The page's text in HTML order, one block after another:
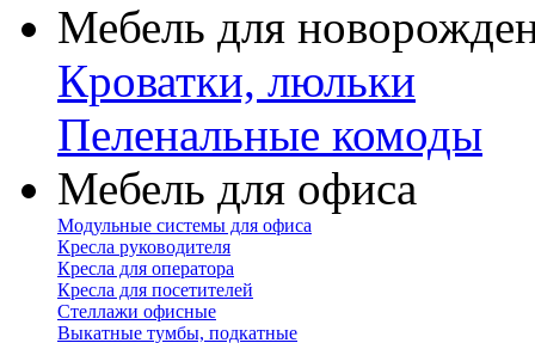
Мебель для
Кроватки, люльки
Пеленальные комоды
Мебель для офиса
Модульные системы для офиса
Кресла руководителя
Кресла для оператора
Кресла для посетителей
Стеллажи офисные
Выкатные тумбы, подкатные